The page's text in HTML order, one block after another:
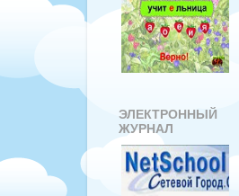
ЭЛЕКТРОННЫЙ
ЖУРНАЛ